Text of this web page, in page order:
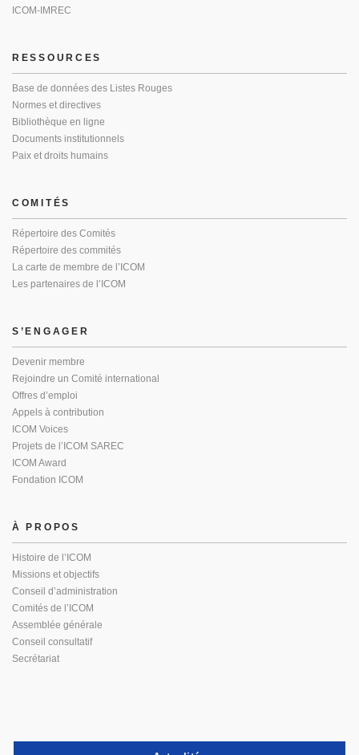
ICOM-IMREC
RESSOURCES
Base de données des Listes Rouges
Normes et directives
Bibliothèque en ligne
Documents institutionnels
Paix et droits humains
COMITÉS
Répertoire des Comités
Répertoire des commités
La carte de membre de l’ICOM
Les partenaires de l’ICOM
S’ENGAGER
Devenir membre
Rejoindre un Comité international
Offres d’emploi
Appels à contribution
ICOM Voices
Projets de l’ICOM SAREC
ICOM Award
Fondation ICOM
À PROPOS
Histoire de l’ICOM
Missions et objectifs
Conseil d’administration
Comités de l’ICOM
Assemblée générale
Conseil consultatif
Secrétariat